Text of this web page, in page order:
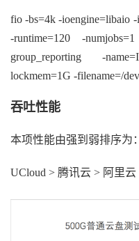
fio -bs=4k -ioengine=libaio
-runtime=120 -
group_reporting -
lockmem=1G -filename=/
吞吐性能
本项性能由强到弱排序为：
UCloud > 腾讯云 > 阿里